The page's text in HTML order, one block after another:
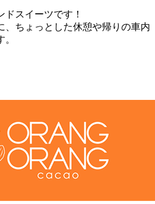
ドスイーツです！
、ちょっとした休憩や帰りの車内